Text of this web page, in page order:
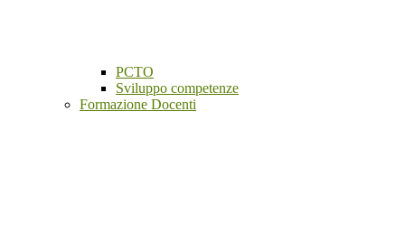
PCTO
Sviluppo competenze
Formazione Docenti